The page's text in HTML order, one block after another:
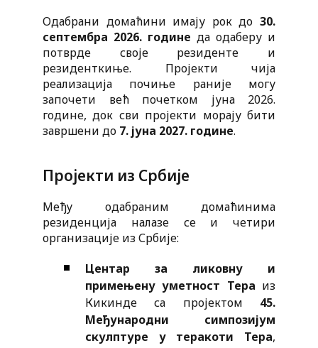
Одабрани домаћини имају рок до 30.
септембра 2026. године да одаберу и
потврде своје резиденте и
резиденткиње. Пројекти чија
реализација почиње раније могу
започети већ почетком јуна 2026.
године, док сви пројекти морају бити
завршени до 7. јуна 2027. године.
Пројекти из Србије
Међу одабраним домаћинима
резиденција налазе се и четири
организације из Србије:
Центар за ликовну и
примењену уметност Тера из
Кикинде са пројектом 45.
Међународни симпозијум
скулптуре у теракоти Тера,